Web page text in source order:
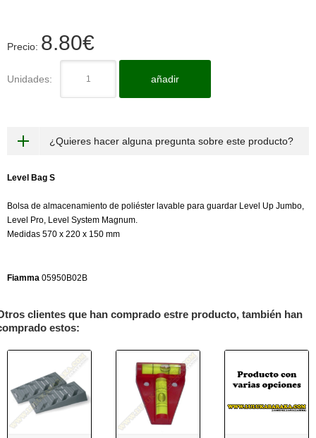
Precio: 8.80€
Unidades: añadir
¿Quieres hacer alguna pregunta sobre este producto?
Level Bag S
Bolsa de almacenamiento de poliéster lavable para guardar Level Up Jumbo,
Level Pro, Level System Magnum.
Medidas 570 x 220 x 150 mm
Fiamma 05950B02B
clientes que han comprado estre producto, también han
estos: